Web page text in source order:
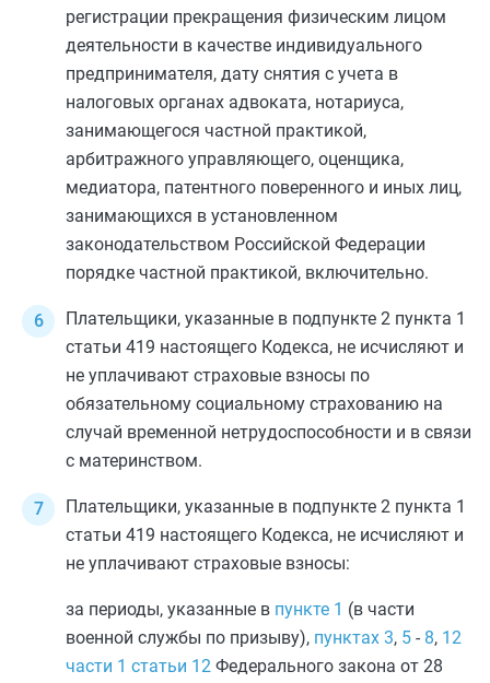
регистрации прекращения физическим лицом
деятельности в качестве индивидуального
предпринимателя, дату снятия с учета в
налоговых органах адвоката, нотариуса,
занимающегося частной практикой,
арбитражного управляющего, оценщика,
медиатора, патентного поверенного и иных лиц,
занимающихся в установленном
законодательством Российской Федерации
порядке частной практикой, включительно.
Плательщики, указанные в подпункте 2 пункта 1
статьи 419 настоящего Кодекса, не исчисляют и
не уплачивают страховые взносы по
обязательному социальному страхованию на
случай временной нетрудоспособности и в связи
с материнством.
Плательщики, указанные в подпункте 2 пункта 1
статьи 419 настоящего Кодекса, не исчисляют и
не уплачивают страховые взносы:
за периоды, указанные в пункте 1 (в части
военной службы по призыву), пунктах 3, 5 - 8, 12
части 1 статьи 12 Федерального закона от 28